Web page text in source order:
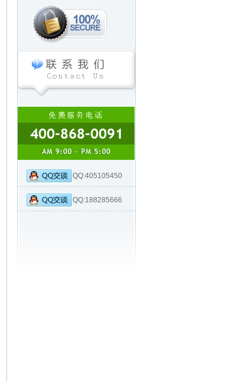
QQ:405105450
QQ:188285666